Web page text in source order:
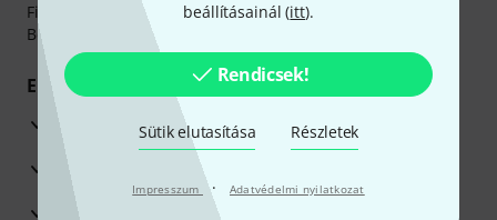
beállításainál (itt).
Rendicsek!
Sütik elutasítása Részletek
Impresszum · Adatvédelmi nyilatkozat
Fizessen biztonságosan, titkosítással: Banki átutalás vagy
Betéti- vagy hitelkártya segítségével
Előnyök
3 éves Thomann-garancia
30 napos pénzvisszafizetési garancia